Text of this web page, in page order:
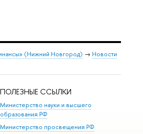
(Нижний Новгород) → Новости
ПОЛЕЗНЫЕ ССЫЛКИ
Министерство науки и высшего
образования РФ
Министерство просвещения РФ